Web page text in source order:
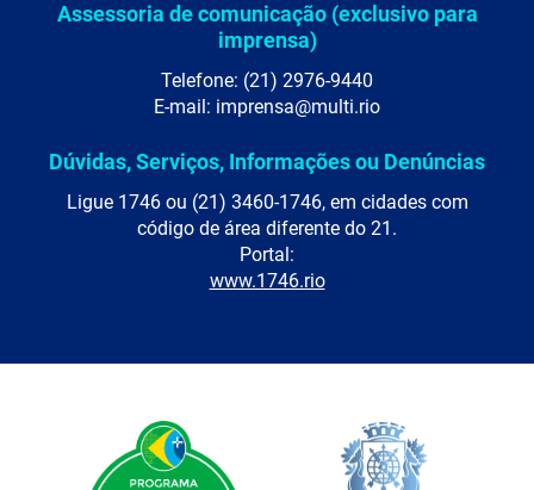
Assessoria de comunicação (exclusivo para
imprensa)
Telefone: (21) 2976-9440
E-mail: imprensa@multi.rio
Dúvidas, Serviços, Informações ou Denúncias
Ligue 1746 ou (21) 3460-1746, em cidades com
código de área diferente do 21.
Portal:
www.1746.rio